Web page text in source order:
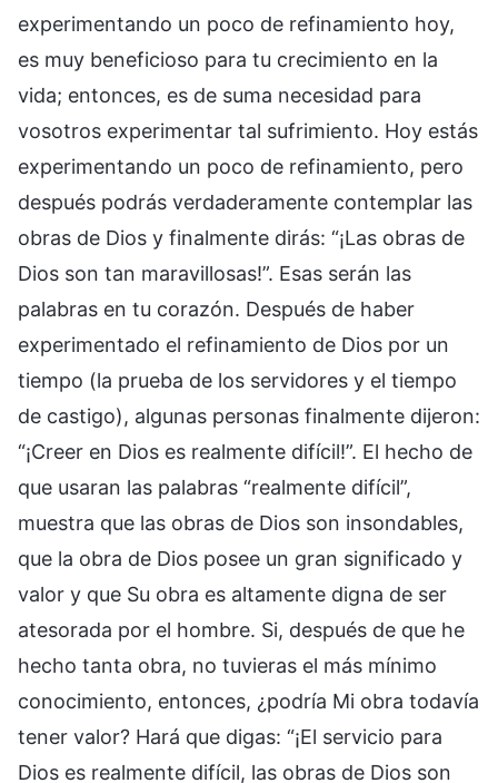
experimentando un poco de refinamiento hoy,
es muy beneficioso para tu crecimiento en la
vida; entonces, es de suma necesidad para
vosotros experimentar tal sufrimiento. Hoy estás
experimentando un poco de refinamiento, pero
después podrás verdaderamente contemplar las
obras de Dios y finalmente dirás: “¡Las obras de
Dios son tan maravillosas!”. Esas serán las
palabras en tu corazón. Después de haber
experimentado el refinamiento de Dios por un
tiempo (la prueba de los servidores y el tiempo
de castigo), algunas personas finalmente dijeron:
“¡Creer en Dios es realmente difícil!”. El hecho de
que usaran las palabras “realmente difícil”,
muestra que las obras de Dios son insondables,
que la obra de Dios posee un gran significado y
valor y que Su obra es altamente digna de ser
atesorada por el hombre. Si, después de que he
hecho tanta obra, no tuvieras el más mínimo
conocimiento, entonces, ¿podría Mi obra todavía
tener valor? Hará que digas: “¡El servicio para
Dios es realmente difícil, las obras de Dios son